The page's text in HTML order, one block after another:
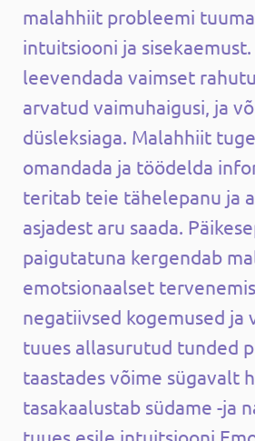
malahhiit probleemi
intuitsiooni ja
leevendada vaimset
arvatud vaimuhaigusi, ja
düsleksiaga. Malahhiit
omandada ja töödelda
teritab teie tähelepanu ja
asjadest aru saada.
paigutatuna kergendab
emotsionaalset
negatiivsed kogemused ja
tuues allasurutud tunded
taastades võime sügavalt
tasakaalustab südame -ja
tuues esile